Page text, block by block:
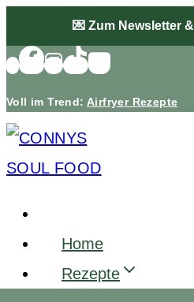
Inhalt
💌 Zum Newsletter
Voll im Trend: Airfryer Rezepte
Home
Rezepte